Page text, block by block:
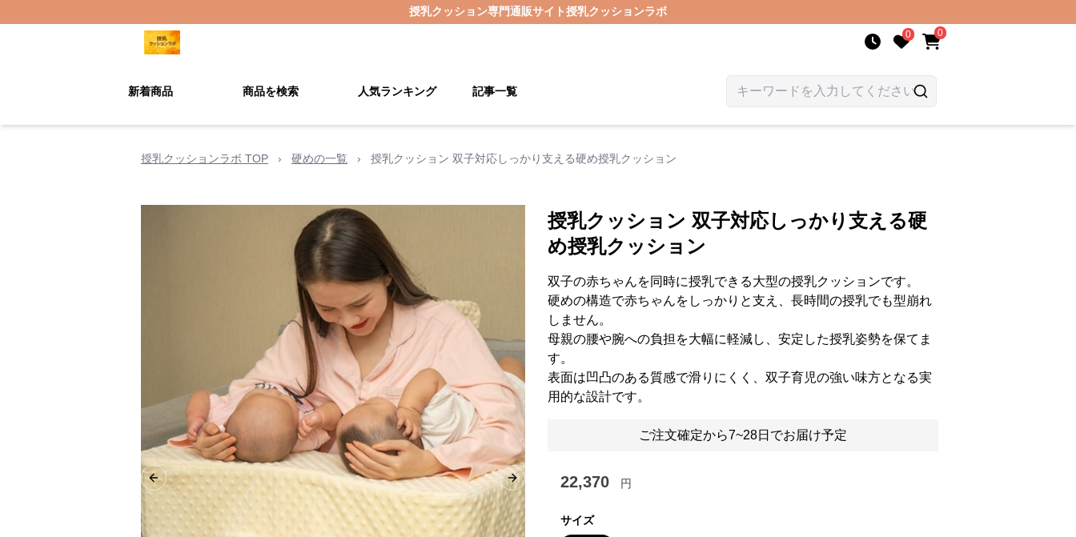
授乳クッション専門通販サイト授乳クッションラボ
0 0
新着商品 商品を検索 人気ランキング 記事一覧
授乳クッションラボ TOP › 硬めの一覧 › 授乳クッション 双子対応しっかり支える硬め授乳クッション
Previous slide Next slide
授乳クッション 双子対応しっかり支える硬
め授乳クッション
双子の赤ちゃんを同時に授乳できる大型の授乳クッションです。
硬めの構造で赤ちゃんをしっかりと支え、長時間の授乳でも型崩れ
しません。
母親の腰や腕への負担を大幅に軽減し、安定した授乳姿勢を保てま
す。
表面は凹凸のある質感で滑りにくく、双子育児の強い味方となる実
用的な設計です。
ご注文確定から7~28日でお届け予定
22,370 円
サイズ